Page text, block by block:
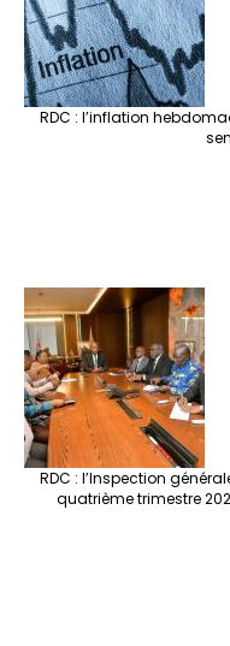
RDC : l’inflation
RDC : l’Inspection
quatrième trimestre